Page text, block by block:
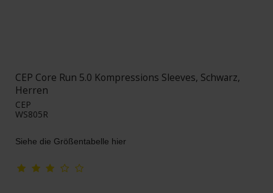
CEP Core Run 5.0 Kompressions Sleeves, Schwarz,
Herren
CEP
WS805R
Siehe die Größentabelle hier